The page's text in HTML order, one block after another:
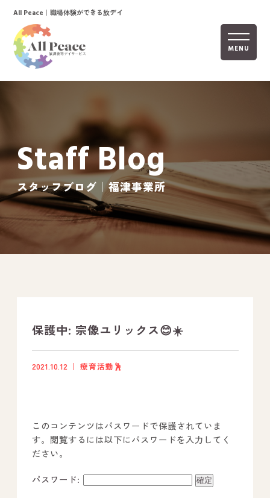
MENU
ホーム
活動内容
ご利用までの流れ
採用情報
自己評価表
社内行事
事業所のご案内
－ オールピース宗像事業所
－ オールピース福津事業所
All Peace ｜職場体験ができる放デイ
Staff Blog
スタッフブログ｜福津事業所
保護中: 宗像ユリックス😊☀️
2021.10.12 療育活動🕺
このコンテンツはパスワードで保護されていま
す。閲覧するには以下にパスワードを入力してく
ださい。
パスワード: